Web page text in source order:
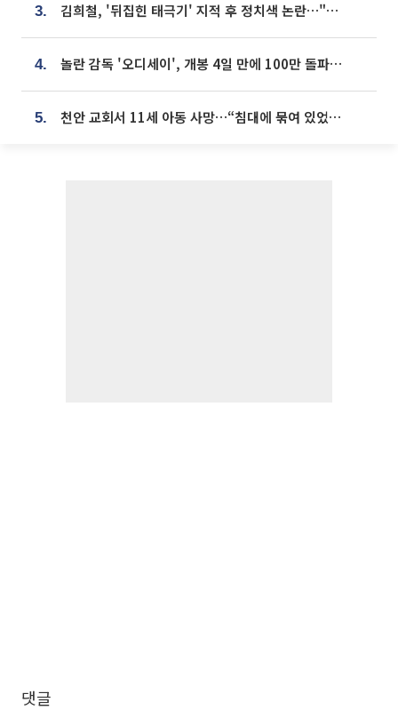
3. 김희철, '뒤집힌 태극기' 지적 후 정치색 논란…"좌우 떠나 우리나라 국기"
4. 놀란 감독 '오디세이', 개봉 4일 만에 100만 돌파⋯'왕사남' 보다 빠르다
5. 천안 교회서 11세 아동 사망…“침대에 묶여 있었다” 진술 확보
댓글